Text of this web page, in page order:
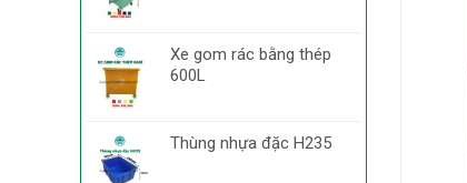
Xe gom rác bằng thép
600L
Thùng nhựa đặc H235